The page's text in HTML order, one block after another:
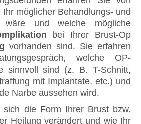
Ihr möglicher Behandlungs- und
wäre und welche mögliche
bei Ihrer Brust-Op
vorhanden sind. Sie erfahren
welche OP-
sinnvoll sind (z. B. T-Schnitt,
mit Implantate, etc.) und
Narbe aussehen wird.
sich die Form Ihrer Brust bzw.
Heilung verändert und wie Ihr